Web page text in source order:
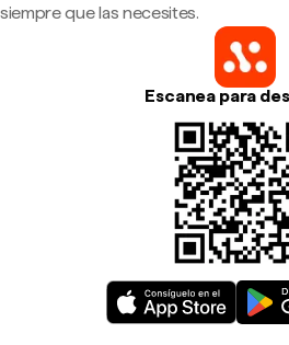
siempre que las necesites.
Escanea para